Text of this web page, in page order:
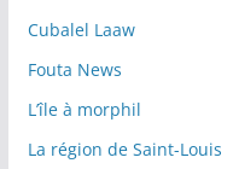
Cubalel Laaw
Fouta News
L’île à morphil
La région de Saint-Louis